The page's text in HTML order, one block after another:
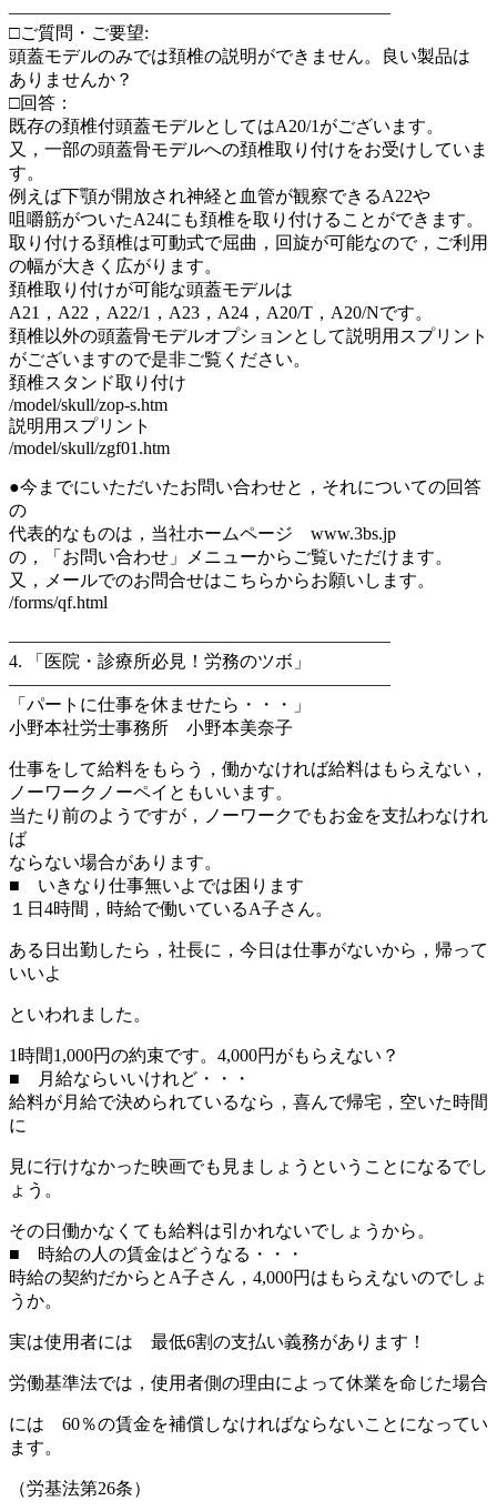
—————————————————————–
□ご質問・ご要望:
頭蓋モデルのみでは頚椎の説明ができません。良い製品は
ありませんか？
□回答：
既存の頚椎付頭蓋モデルとしてはA20/1がございます。
又，一部の頭蓋骨モデルへの頚椎取り付けをお受けしていま
す。
例えば下顎が開放され神経と血管が観察できるA22や
咀嚼筋がついたA24にも頚椎を取り付けることができます。
取り付ける頚椎は可動式で屈曲，回旋が可能なので，ご利用
の幅が大きく広がります。
頚椎取り付けが可能な頭蓋モデルは
A21，A22，A22/1，A23，A24，A20/T，A20/Nです。
頚椎以外の頭蓋骨モデルオプションとして説明用スプリント
がございますので是非ご覧ください。
頚椎スタンド取り付け
/model/skull/zop-s.htm
説明用スプリント
/model/skull/zgf01.htm
●今までにいただいたお問い合わせと，それについての回答
の
代表的なものは，当社ホームページ www.3bs.jp
の，「お問い合わせ」メニューからご覧いただけます。
又，メールでのお問合せはこちらからお願いします。
/forms/qf.html
—————————————————————–
4. 「医院・診療所必見！労務のツボ」
—————————————————————–
「パートに仕事を休ませたら・・・」
小野本社労士事務所 小野本美奈子
仕事をして給料をもらう，働かなければ給料はもらえない，
ノーワークノーペイともいいます。
当たり前のようですが，ノーワークでもお金を支払わなけれ
ば
ならない場合があります。
■ いきなり仕事無いよでは困ります
１日4時間，時給で働いているA子さん。
ある日出勤したら，社長に，今日は仕事がないから，帰って
いいよ
といわれました。
1時間1,000円の約束です。4,000円がもらえない？
■ 月給ならいいけれど・・・
給料が月給で決められているなら，喜んで帰宅，空いた時間
に
見に行けなかった映画でも見ましょうということになるでし
ょう。
その日働かなくても給料は引かれないでしょうから。
■ 時給の人の賃金はどうなる・・・
時給の契約だからとA子さん，4,000円はもらえないのでしょ
うか。
実は使用者には 最低6割の支払い義務があります！
労働基準法では，使用者側の理由によって休業を命じた場合
には 60％の賃金を補償しなければならないことになってい
ます。
（労基法第26条）